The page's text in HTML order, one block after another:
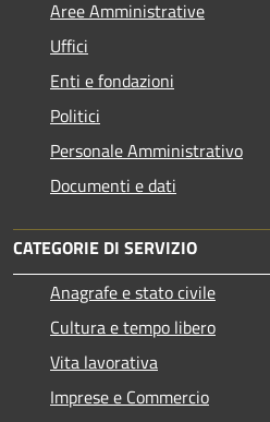
Aree Amministrative
Uffici
Enti e fondazioni
Politici
Personale Amministrativo
Documenti e dati
CATEGORIE DI SERVIZIO
Anagrafe e stato civile
Cultura e tempo libero
Vita lavorativa
Imprese e Commercio